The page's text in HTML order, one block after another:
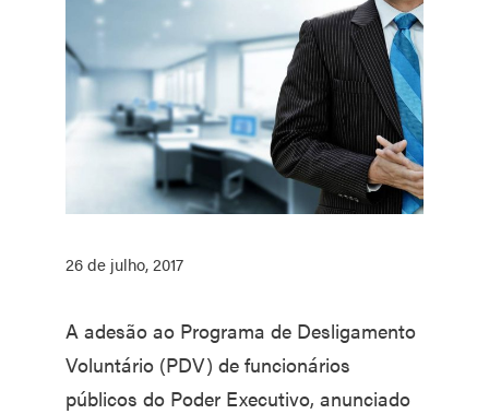
26 de julho, 2017
A adesão ao Programa de Desligamento
Voluntário (PDV) de funcionários
públicos do Poder Executivo, anunciado